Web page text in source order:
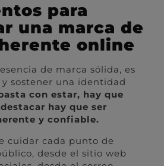
para
una marca de
online
de marca sólida, es
sostener una identidad
con estar, hay que
hay que ser
y confiable.
cuidar cada punto de
desde el sitio web